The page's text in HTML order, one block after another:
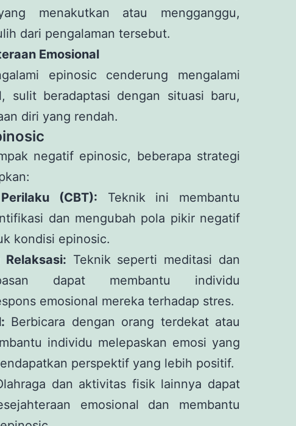
menakutkan atau mengganggu,
dari pengalaman tersebut.
Emosional
epinosic cenderung mengalami
sulit beradaptasi dengan situasi baru,
diri yang rendah.
negatif epinosic, beberapa strategi
(CBT): Teknik ini membantu
dan mengubah pola pikir negatif
kondisi epinosic.
Teknik seperti meditasi dan
dapat membantu individu
emosional mereka terhadap stres.
Berbicara dengan orang terdekat atau
individu melepaskan emosi yang
perspektif yang lebih positif.
dan aktivitas fisik lainnya dapat
emosional dan membantu